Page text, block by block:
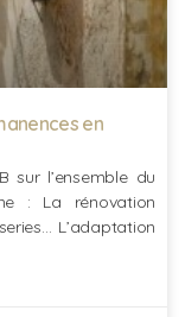
en
sur l’ensemble du
: La rénovation
L’adaptation